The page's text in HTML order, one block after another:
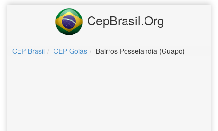
CepBrasil.Org
CEP Brasil CEP Goiás Bairros Posselândia (Guapó)